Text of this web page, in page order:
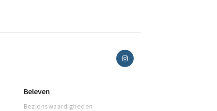
Beleven
Bezienswaardigheden